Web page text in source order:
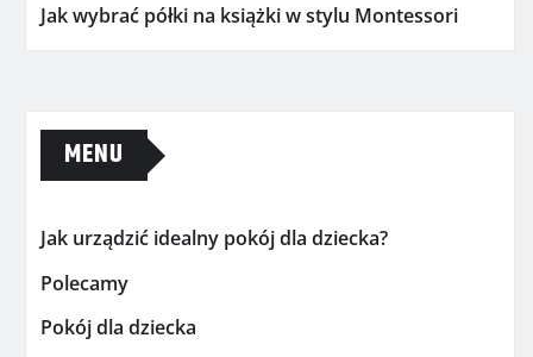
Jak wybrać półki na książki w stylu Montessori
MENU
Jak urządzić idealny pokój dla dziecka?
Polecamy
Pokój dla dziecka